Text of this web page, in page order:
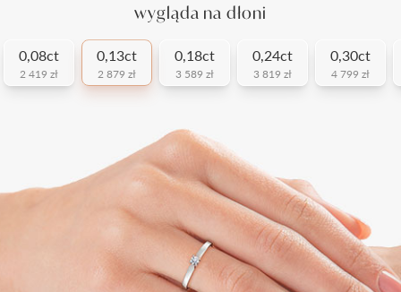
wygląda na dłoni
0,08ct
2 419 zł
0,13ct
2 879 zł
0,18ct
3 589 zł
0,24ct
3 819 zł
0,30ct
4 799 zł